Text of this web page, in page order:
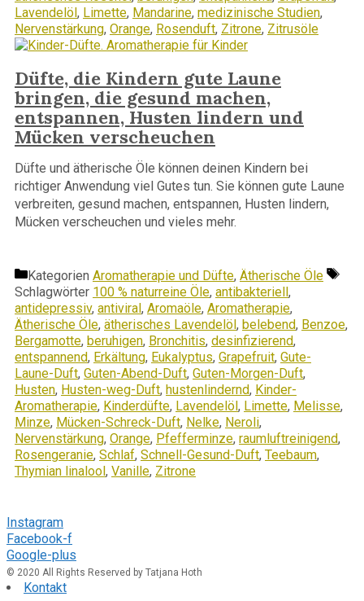
Lavendelöl , Limette, Mandarine, medizinische Studien,
Nervenstärkung, Orange, Rosenduft, Zitrone, Zitrusöle
Düfte, die Kindern gute Laune
bringen, die gesund machen,
entspannen, Husten lindern und
Mücken verscheuchen
Düfte und ätherische Öle können deinen Kindern bei
richtiger Anwendung viel Gutes tun. Sie können gute Laune
verbreiten, gesund machen, entspannen, Husten lindern,
Mücken verscheuchen und vieles mehr.
Kategorien Aromatherapie und Düfte, Ätherische Öle
Schlagwörter 100 % naturreine Öle, antibakteriell,
antidepressiv, antiviral, Aromaöle, Aromatherapie,
Ätherische Öle, ätherisches Lavendelöl, belebend, Benzoe,
Bergamotte, beruhigen, Bronchitis, desinfizierend,
entspannend, Erkältung, Eukalyptus, Grapefruit, Gute-
Laune-Duft, Guten-Abend-Duft, Guten-Morgen-Duft,
Husten, Husten-weg-Duft, hustenlindernd, Kinder-
Aromatherapie, Kinderdüfte, Lavendelöl, Limette, Melisse,
Minze, Mücken-Schreck-Duft, Nelke, Neroli,
Nervenstärkung, Orange, Pfefferminze, raumluftreinigend,
Rosengeranie, Schlaf, Schnell-Gesund-Duft, Teebaum,
Thymian linalool, Vanille, Zitrone
Instagram
Facebook-f
Google-plus
© 2020 All Rights Reserved by Tatjana Hoth
Kontakt